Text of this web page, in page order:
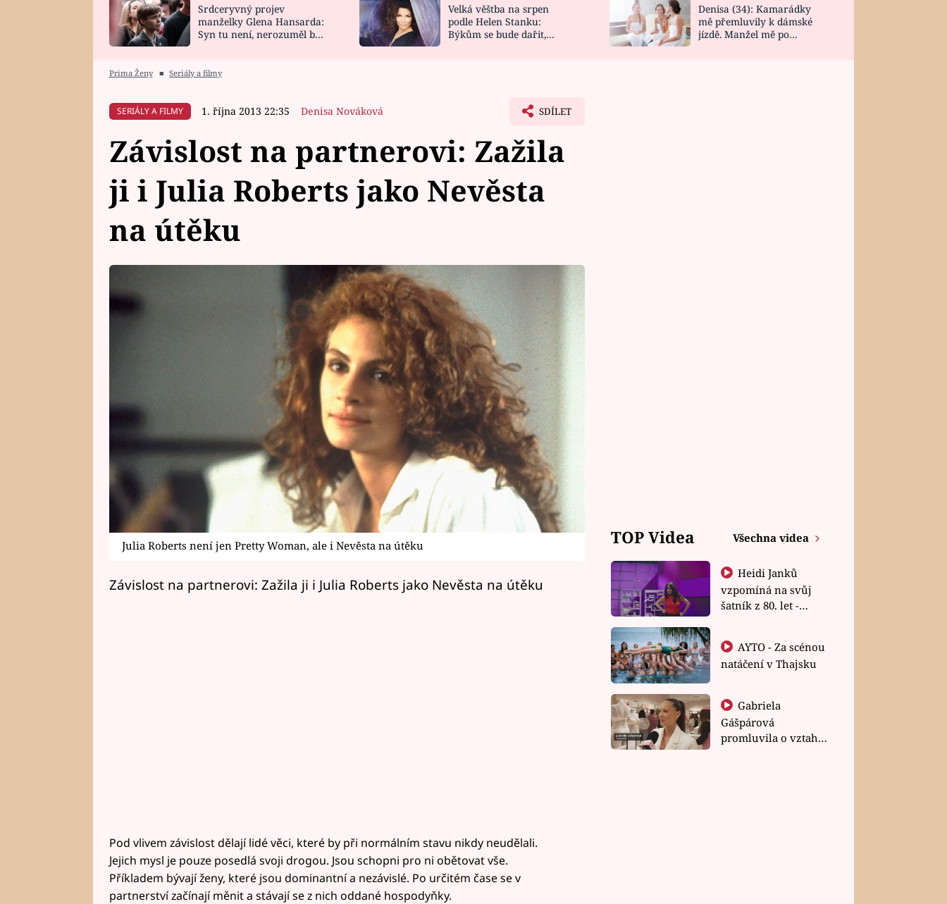
HOROSKOP NA
CELEBRITY
VAŘENÍ
NOVINKY
VIDEORECEPTY
DESIGN
Srdceryvný projev
manželky Glena Hansarda:
Syn tu není, nerozuměl by
Velká věštba na srpen
podle Helen Stanku:
Býkům se bude dařit,
Denisa (34): Kamarádky
mě přemluvily k dámské
jízdě. Manžel mě po
Prima Ženy ■ Seriály a filmy
SERIÁLY A FILMY 1. října 2013 22:35 Denisa Nováková SDÍLET
Závislost na partnerovi: Zažila
ji i Julia Roberts jako Nevěsta
na útěku
Julia Roberts není jen Pretty Woman, ale i Nevěsta na útěku
Závislost na partnerovi: Zažila ji i Julia Roberts jako Nevěsta na útěku
Pod vlivem závislost dělají lidé věci, které by při normálním stavu nikdy neudělali.
Jejich mysl je pouze posedlá svoji drogou. Jsou schopni pro ni obětovat vše.
Příkladem bývají ženy, které jsou dominantní a nezávislé. Po určitém čase se v
partnerství začínají měnit a stávají se z nich oddané hospodyňky.
TOP Videa Všechna videa
Heidi Janků
vzpomíná na svůj
šatník z 80. let -
natáčení v Thajsku
Gabriela
Gášpárová
promluvila o vztahu